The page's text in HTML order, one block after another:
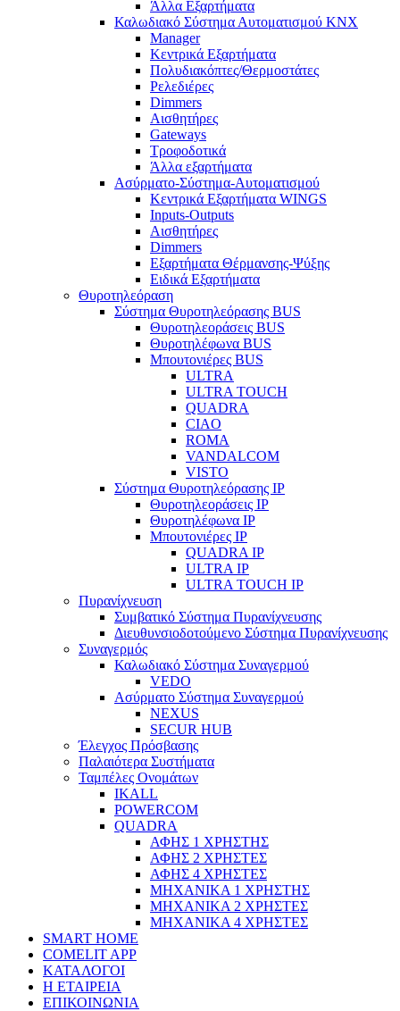
Άλλα Εξαρτήματα
Καλωδιακό Σύστημα Αυτοματισμού KNX
Manager
Κεντρικά Εξαρτήματα
Πολυδιακόπτες/Θερμοστάτες
Ρελεδιέρες
Dimmers
Αισθητήρες
Gateways
Τροφοδοτικά
Άλλα εξαρτήματα
Ασύρματο-Σύστημα-Αυτοματισμού
Κεντρικά Εξαρτήματα WINGS
Inputs-Outputs
Αισθητήρες
Dimmers
Εξαρτήματα Θέρμανσης-Ψύξης
Ειδικά Εξαρτήματα
Θυροτηλεόραση
Σύστημα Θυροτηλεόρασης BUS
Θυροτηλεοράσεις BUS
Θυροτηλέφωνα BUS
Μπουτονιέρες BUS
ULTRA
ULTRA TOUCH
QUADRA
CIAO
ROMA
VANDALCOM
VISTO
Σύστημα Θυροτηλεόρασης IP
Θυροτηλεοράσεις IP
Θυροτηλέφωνα IP
Μπουτονιέρες IP
QUADRA IP
ULTRA IP
ULTRA TOUCH IP
Πυρανίχνευση
Συμβατικό Σύστημα Πυρανίχνευσης
Διευθυνσιοδοτούμενο Σύστημα Πυρανίχνευσης
Συναγερμός
Καλωδιακό Σύστημα Συναγερμού
VEDO
Ασύρματο Σύστημα Συναγερμού
NEXUS
SECUR HUB
Έλεγχος Πρόσβασης
Παλαιότερα Συστήματα
Ταμπέλες Ονομάτων
IKALL
POWERCOM
QUADRA
ΑΦΗΣ 1 ΧΡΗΣΤΗΣ
ΑΦΗΣ 2 ΧΡΗΣΤΕΣ
ΑΦΗΣ 4 ΧΡΗΣΤΕΣ
ΜΗΧΑΝΙΚΑ 1 ΧΡΗΣΤΗΣ
ΜΗΧΑΝΙΚΑ 2 ΧΡΗΣΤΕΣ
ΜΗΧΑΝΙΚΑ 4 ΧΡΗΣΤΕΣ
SMART HOME
COMELIT APP
ΚΑΤΑΛΟΓΟΙ
Η ΕΤΑΙΡΕΙΑ
ΕΠΙΚΟΙΝΩΝΙΑ